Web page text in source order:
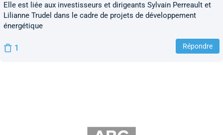
Elle est liée aux investisseurs et dirigeants Sylvain Perreault et
Lilianne Trudel dans le cadre de projets de développement
énergétique
1 Répondre